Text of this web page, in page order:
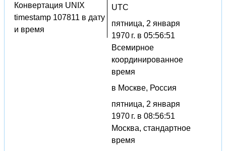
Конвертация UNIX
timestamp 107811 в дату
и время
UTC
пятница, 2 января
1970 г. в 05:56:51
Всемирное
координированное
время
в Москве, Россия
пятница, 2 января
1970 г. в 08:56:51
Москва, стандартное
время